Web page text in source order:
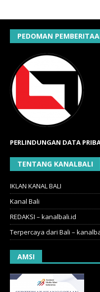
PEDOMAN
PERLINDUNGAN DATA
TENTANG KANALBALI
IKLAN KANAL BALI
Kanal Bali
REDAKSI – kanalbali.id
Terpercaya dari Bali –
AMSI